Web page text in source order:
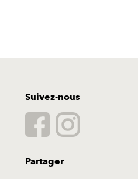
Suivez-nous
Partager